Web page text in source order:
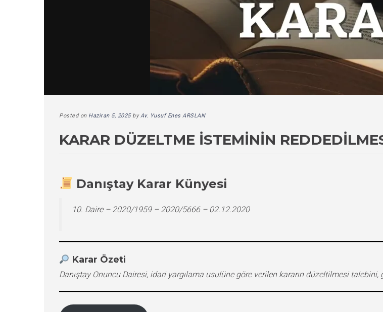
Posted on Haziran 5, 2025byAv. Yusuf Enes ARSLAN
KARAR DÜZELTME İSTEMININ
Danıştay Karar Künyesi
10. Daire – 2020/1959 – 2020/5666 – 02.12.2020
Karar Özeti
Danıştay Onuncu Dairesi, idari yargılama usulüne göre verilen kararın düzeltilmesi